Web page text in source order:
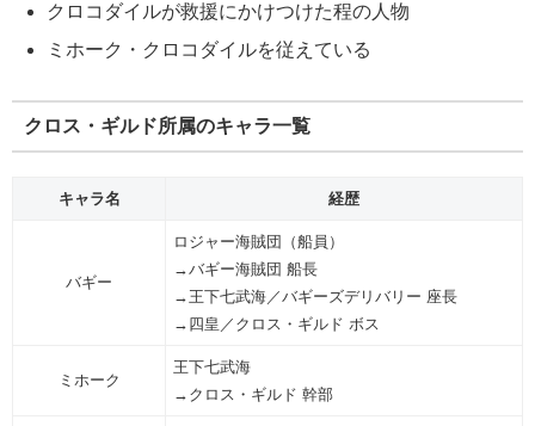
クロコダイルが救援にかけつけた程の人物
ミホーク・クロコダイルを従えている
クロス・ギルド所属のキャラ一覧
キャラ名 経歴
バギー
ロジャー海賊団（船員）
→バギー海賊団 船長
→王下七武海／バギーズデリバリー 座長
→四皇／クロス・ギルド ボス
ミホーク
王下七武海
→クロス・ギルド 幹部